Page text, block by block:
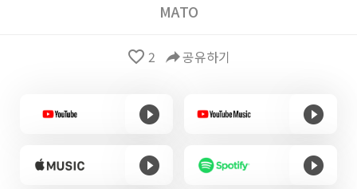
MATO
favorite_border 2 reply공유하기